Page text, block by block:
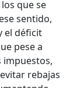
que se
sentido,
el déficit
pese a
impuestos,
rebajas